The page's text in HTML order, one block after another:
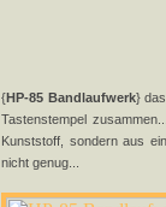
{HP-85 Bandlaufwerk}
Tastenstempel
Kunststoff, sondern aus
nicht genug...